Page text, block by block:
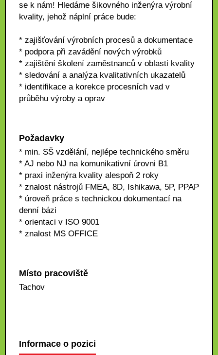
se k nám! Hledáme šikovného inženýra výrobní
kvality, jehož náplní práce bude:
* zajišťování výrobních procesů a dokumentace
* podpora při zavádění nových výrobků
* zajištění školení zaměstnanců v oblasti kvality
* sledování a analýza kvalitativních ukazatelů
* identifikace a korekce procesních vad v
průběhu výroby a oprav
Požadavky
* min. SŠ vzdělání, nejlépe technického směru
* AJ nebo NJ na komunikativní úrovni B1
* praxi inženýra kvality alespoň 2 roky
* znalost nástrojů FMEA, 8D, Ishikawa, 5P, PPAP
* úroveň práce s technickou dokumentací na
denní bázi
* orientaci v ISO 9001
* znalost MS OFFICE
Místo pracoviště
Tachov
Informace o pozici